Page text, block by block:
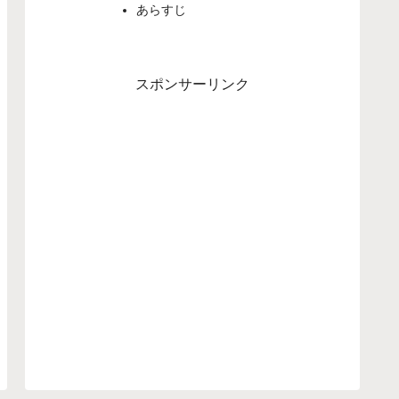
あらすじ
スポンサーリンク